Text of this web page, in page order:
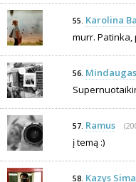
55. Karolina
murr. Patinka,
56.
57. Ramus
į temą :)
58. Kazys